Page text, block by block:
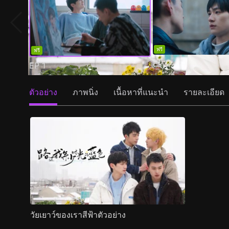
ฟรี
EP1
ฟรี
EP2
ตัวอย่าง ภาพนิ่ง เนื้อหาที่แนะนำ รายละเอียด
วัยเยาว์ของเราสีฟ้าตัวอย่าง